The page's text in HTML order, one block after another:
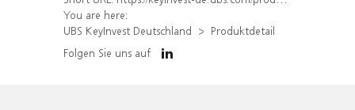
You are here:
UBS KeyInvest Deutschland
Produktdetail
Folgen Sie uns auf